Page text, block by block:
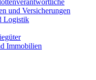
und Versicherungen
Logistik
Immobilien